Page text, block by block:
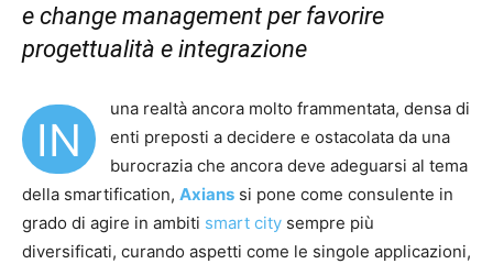
e change management per favorire
progettualità e integrazione
IN
una realtà ancora molto frammentata, densa di
enti preposti a decidere e ostacolata da una
burocrazia che ancora deve adeguarsi al tema
della smartification, Axians si pone come consulente in
grado di agire in ambiti smart city sempre più
diversificati, curando aspetti come le singole applicazioni,